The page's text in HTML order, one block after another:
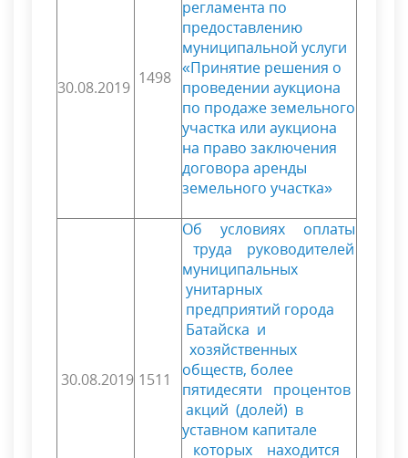
30.08.2019 1498
регламента по
предоставлению
муниципальной услуги
«Принятие решения о
проведении аукциона
по продаже земельного
участка или аукциона
на право заключения
договора аренды
земельного участка»
30.08.2019 1511
Об условиях оплаты
труда руководителей
муниципальных
унитарных
предприятий города
Батайска и
хозяйственных
обществ, более
пятидесяти процентов
акций (долей) в
уставном капитале
которых находится